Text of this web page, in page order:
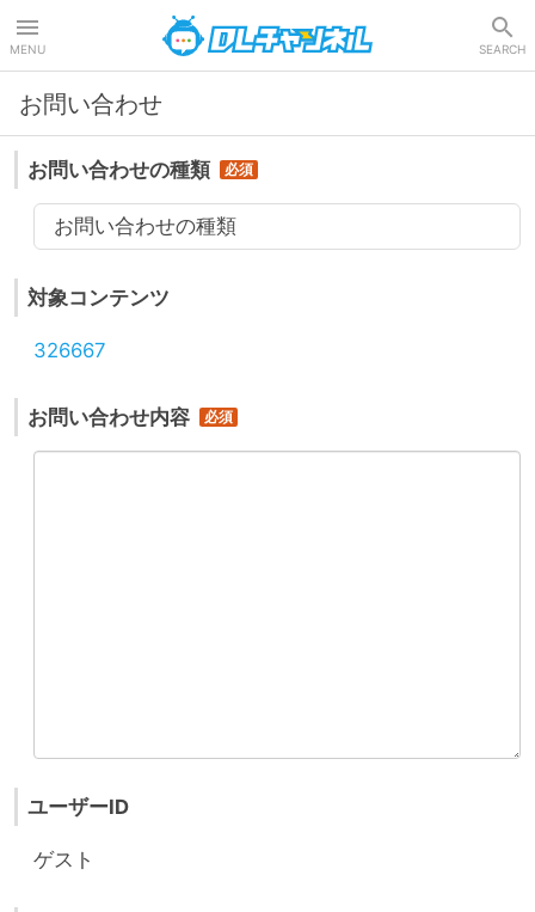
MENU SEARCH
お問い合わせ
お問い合わせの種類
お問い合わせの種類
対象コンテンツ
326667
お問い合わせ内容
ユーザーID
ゲスト